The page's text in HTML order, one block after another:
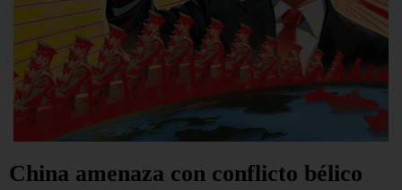
China amenaza con conflicto bélico